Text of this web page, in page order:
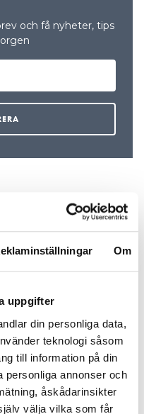
Om
uppgifter
din personliga data,
teknologi såsom
till information på din
personliga annonser och
åskådarinsikter
välja vilka som får
och få nyheter, tips
fårste
Värmen